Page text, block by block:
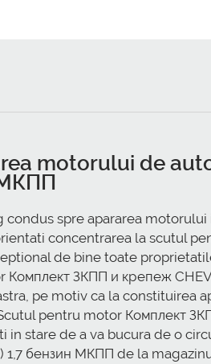
motorului de
МКПП
spre apararea
concentrarea la scutul
de bine toate
ЗКПП и крепеж
pe motiv ca la constituirea
pentru motor Комплект
stare de a va bucura de o
бензин МКПП de la